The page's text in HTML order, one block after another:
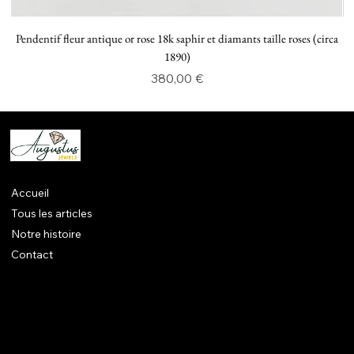
Pendentif fleur antique or rose 18k saphir et diamants taille roses (circa
1890)
Prix
380,00 €
Accueil
Tous les articles
Notre histoire
Contact